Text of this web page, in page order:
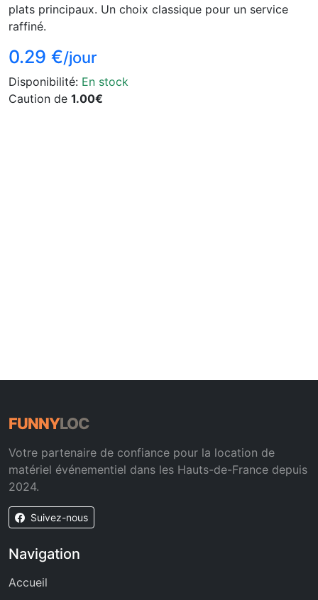
plats principaux. Un choix classique pour un service
raffiné.
0.29 €/jour
Disponibilité: En stock
Caution de 1.00€
FUNNYLOC
Votre partenaire de confiance pour la location de
matériel événementiel dans les Hauts-de-France depuis
2024.
Suivez-nous
Navigation
Accueil